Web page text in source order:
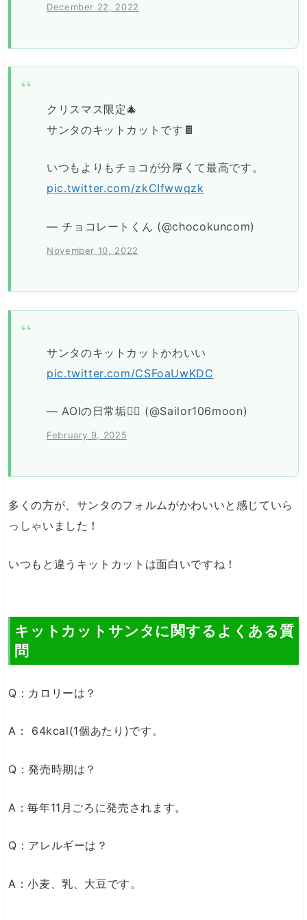
December 22, 2022
クリスマス限定🎄
サンタのキットカットです🍫
いつもよりもチョコが分厚くて最高です。
pic.twitter.com/zkCIfwwqzk
— チョコレートくん (@chocokuncom)
November 10, 2022
サンタのキットカットかわいい
pic.twitter.com/CSFoaUwKDC
— AOIの日常垢🏴‍☠️ (@Sailor106moon)
February 9, 2025
多くの方が、サンタのフォルムがかわいいと感じていら
っしゃいました！
いつもと違うキットカットは面白いですね！
キットカットサンタに関するよくある質
問
Q：カロリーは？
A： 64kcal(1個あたり)です。
Q：発売時期は？
A：毎年11月ごろに発売されます。
Q：アレルギーは？
A：小麦、乳、大豆です。